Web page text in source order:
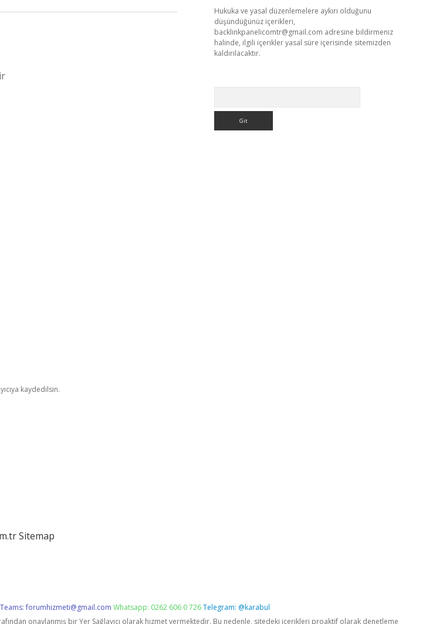
kaydedilsin.
Sitemap
Hukuka ve yasal düzenlemelere aykırı olduğunu
düşündüğünüz içerikleri,
backlinkpanelicomtr@gmail.com adresine bildirmeniz
halinde, ilgili içerikler yasal süre içerisinde sitemizden
kaldırılacaktır.
Teams:forumhizmeti@gmail.com Whatsapp: 0262 606 0 726Telegram: @karabul
onaylanmış bir Yer Sağlayıcı olarak hizmet vermektedir. Bu nedenle, sitedeki içerikleri proaktif olarak denetleme